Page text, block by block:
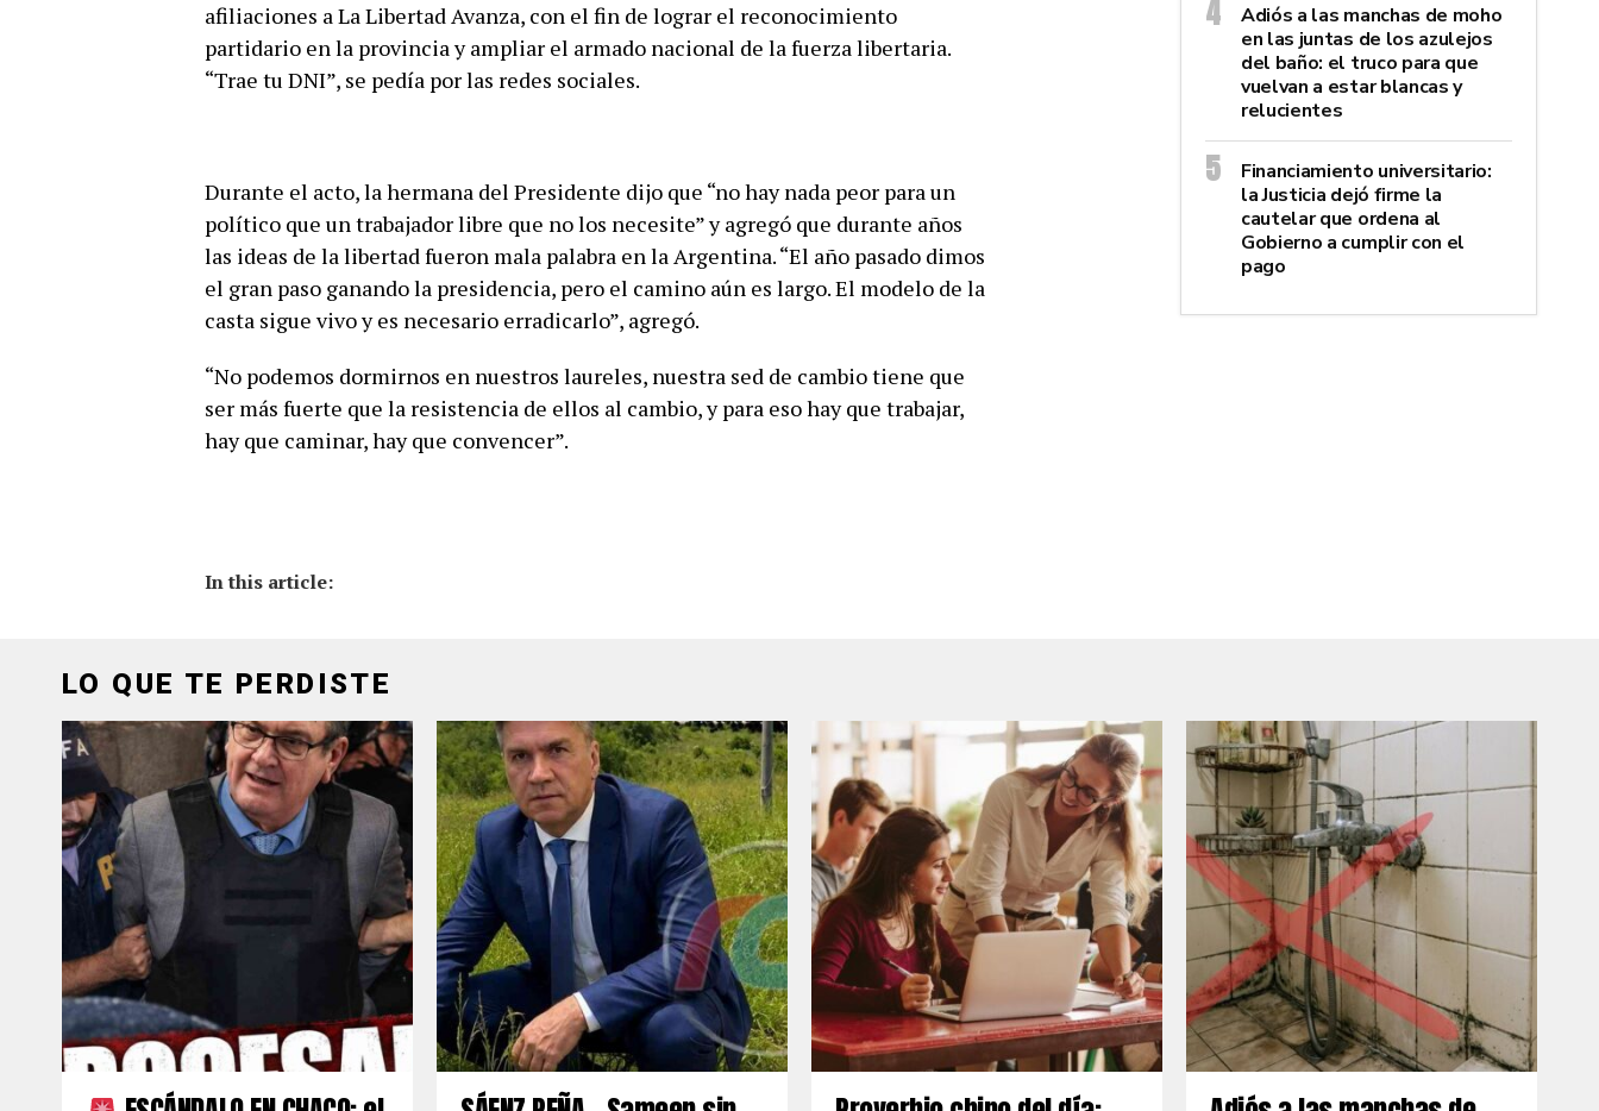
afiliaciones a La Libertad Avanza, con el fin de lograr el reconocimiento
partidario en la provincia y ampliar el armado nacional de la fuerza libertaria.
“Trae tu DNI”, se pedía por las redes sociales.
Durante el acto, la hermana del Presidente dijo que “no hay nada peor para un
político que un trabajador libre que no los necesite” y agregó que durante años
las ideas de la libertad fueron mala palabra en la Argentina. “El año pasado dimos
el gran paso ganando la presidencia, pero el camino aún es largo. El modelo de la
casta sigue vivo y es necesario erradicarlo”, agregó.
“No podemos dormirnos en nuestros laureles, nuestra sed de cambio tiene que
ser más fuerte que la resistencia de ellos al cambio, y para eso hay que trabajar,
hay que caminar, hay que convencer”.
In this article:
Adiós a las manchas de moho
en las juntas de los azulejos
del baño: el truco para que
vuelvan a estar blancas y
relucientes
Financiamiento universitario:
la Justicia dejó firme la
cautelar que ordena al
Gobierno a cumplir con el
pago
LO QUE TE PERDISTE